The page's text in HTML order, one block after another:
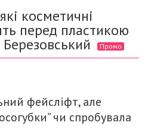
косметичні
перед пластикою
Промо
фейсліфт, але
чи спробувала